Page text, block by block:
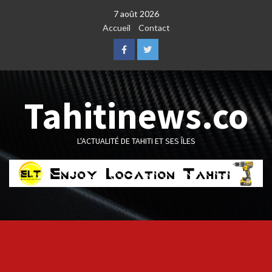
7 août 2026
Accueil
Contact
FacebookTwitter
Tahitinews.co
L'ACTUALITÉ DE TAHITI ET SES ÎLES